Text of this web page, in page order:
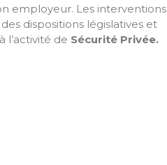
employeur. Les interventions
dispositions législatives et
l’activité de Sécurité Privée.